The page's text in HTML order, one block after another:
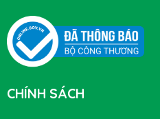
CHÍNH SÁCH